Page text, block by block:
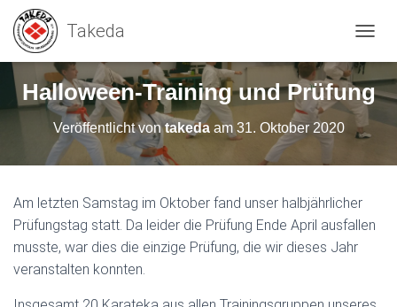
A
V
I
A
M
Halloween-Training und Prüfung
Veröffentlicht vontakedaam31. Oktober 2020
Am letzten Samstag im Oktober fand unser halbjährlicher
Prüfungstag statt. Da leider die Prüfung Ende April ausfallen
musste, war dies die einzige Prüfung, die wir dieses Jahr
veranstalten konnten.